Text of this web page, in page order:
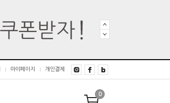
마이페이지 개인결제
0